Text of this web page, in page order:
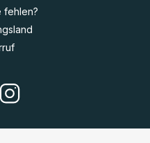
fehlen?